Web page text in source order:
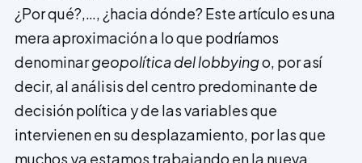
¿Por qué?,…, ¿hacia dónde? Este artículo es una
mera aproximación a lo que podríamos
denominargeopolítica del lobbyingo, por así
decir, al análisis del centro predominante de
decisión política y de las variables que
intervienen en su desplazamiento, por las que
muchos ya estamos trabajando en la nueva